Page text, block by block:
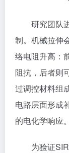
研究团队
制。机械拉伸
络电阻升高：
阻抗，后者则
过调控材料组
电路层面形成
的电化学响应。
为验证